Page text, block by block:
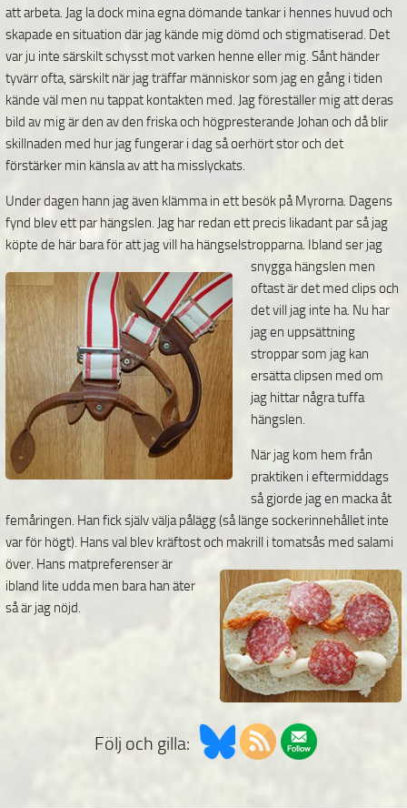
att arbeta. Jag la dock mina egna dömande tankar i hennes huvud och
skapade en situation där jag kände mig dömd och stigmatiserad. Det
var ju inte särskilt schysst mot varken henne eller mig. Sånt händer
tyvärr ofta, särskilt när jag träffar människor som jag en gång i tiden
kände väl men nu tappat kontakten med. Jag föreställer mig att deras
bild av mig är den av den friska och högpresterande Johan och då blir
skillnaden med hur jag fungerar i dag så oerhört stor och det
förstärker min känsla av att ha misslyckats.
Under dagen hann jag även klämma in ett besök på Myrorna. Dagens
fynd blev ett par hängslen. Jag har redan ett precis likadant par så jag
köpte de här bara för att jag vill ha hängselstropparna. Ibland ser jag
snygga hängslen men
oftast är det med clips och
det vill jag inte ha. Nu har
jag en uppsättning
stroppar som jag kan
ersätta clipsen med om
jag hittar några tuffa
hängslen.
När jag kom hem från
praktiken i eftermiddags
så gjorde jag en macka åt
femåringen. Han fick själv välja pålägg (så länge sockerinnehållet inte
var för högt). Hans val blev kräftost och makrill i tomatsås med salami
över. Hans matpreferenser är
ibland lite udda men bara han äter
så är jag nöjd.
Följ och gilla: